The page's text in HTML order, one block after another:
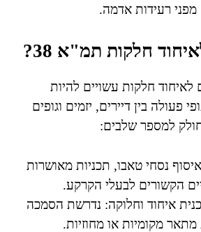
מפני רעידות אדמה.
חלקות תמ"א 38?
חלקות עשויים להיות
פעולה בין דיירים, יזמים וגופים
למספר שלבים:
נסחי טאבו, תכניות מאושרות
הקשורים לבעלי הקרקע.
איחוד וחלוקה: נדרשת הסמכה
מקומיות או מחוזיות.